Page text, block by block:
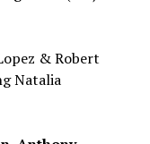
& Robert
Natalia